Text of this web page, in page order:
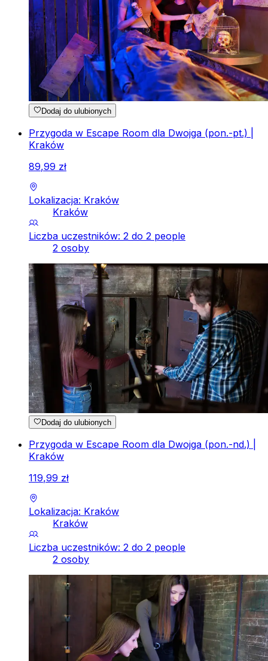
Dodaj do ulubionych
Przygoda w Escape Room dla Dwojga (pon.-pt.) |
Kraków
89,99 zł
Lokalizacja: Kraków
Kraków
Liczba uczestników: 2 do 2 people
2 osoby
Dodaj do ulubionych
Przygoda w Escape Room dla Dwojga (pon.-nd.) |
Kraków
119,99 zł
Lokalizacja: Kraków
Kraków
Liczba uczestników: 2 do 2 people
2 osoby